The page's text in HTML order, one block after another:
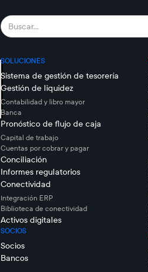
SOLUCIONES
Sistema de gestión de tesorería
Gestión de liquidez
Contabilidad y libro mayor
Banca
Pronóstico de flujo de caja
Capital de trabajo
Cuentas por cobrar y pagar
Conciliación
Informes regulatorios
Conectividad
Integración ERP
Biblioteca de conectividad
Activos digitales
SOCIOS
Socios
Bancos